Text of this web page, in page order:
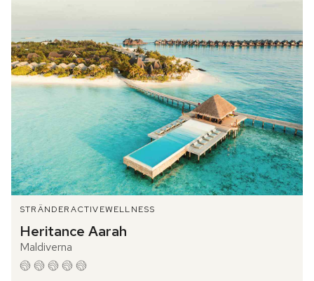
STRÄNDERACTIVEWELLNESS
Heritance Aarah
Maldiverna